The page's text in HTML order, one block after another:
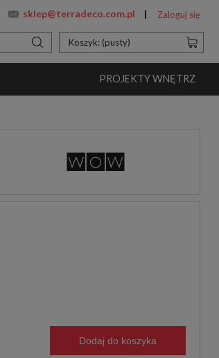
sklep@terradeco.com.pl Zaloguj się
Koszyk: (pusty)
PROJEKTY WNĘTRZ
Dodaj do koszyka